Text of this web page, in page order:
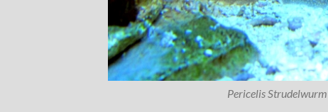
Pericelis